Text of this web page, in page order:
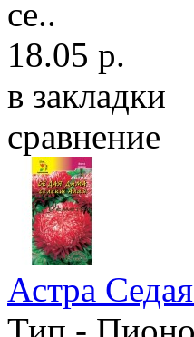
се..
18.05 р.
в закладки
сравнение
Астра